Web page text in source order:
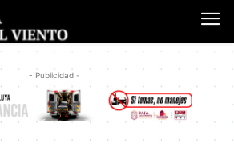
- Publicidad -